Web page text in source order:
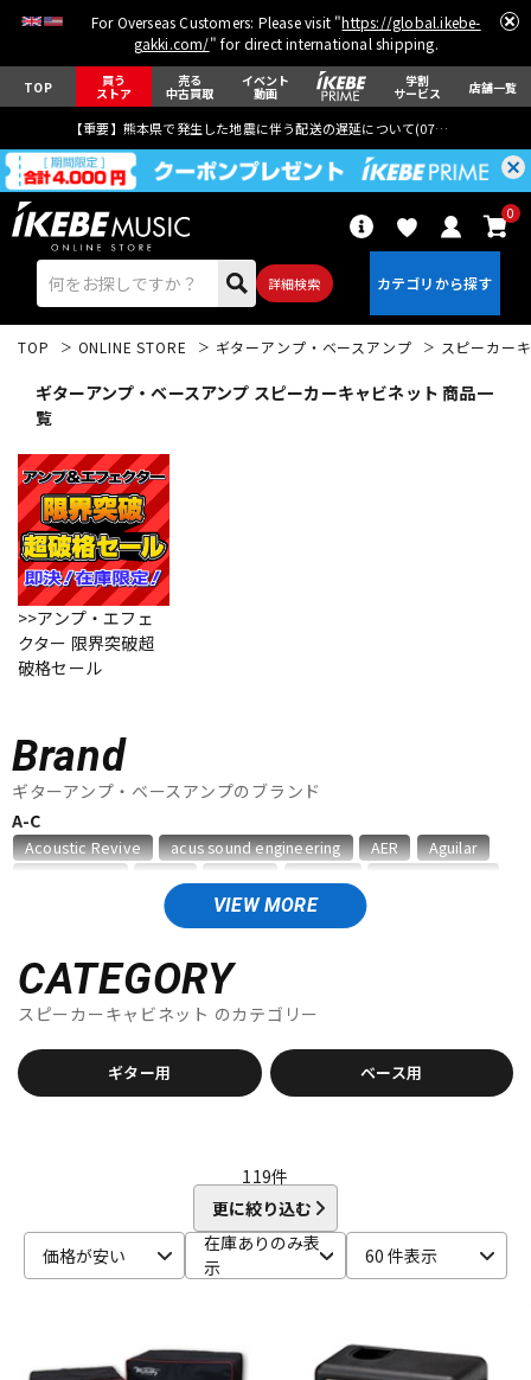
For Overseas Customers: Please visit "https://global.ikebe-
gakki.com/" for direct international shipping.
TOP 買う
ストア
売る
中古買取
イベント
動画
学割
サービス 店舗一覧
【重要】熊本県で発生した地震に伴う配送の遅延について(07月29日
詳細検索
0
エレキギター
ベース
ドラム
キーボード
エフェクター
DJ機器
DTM オンライン納品 レコーディング機器
中古 ヴィンテージ
TOP ONLINE STORE ギターアンプ・ベースアンプ スピーカー
ギターアンプ・ベースアンプ スピーカーキャビネット 商品一
覧
>>アンプ・エフェ
クター 限界突破超
破格セール
Brand
ギターアンプ・ベースアンプのブランド
VIEW MORE
A-C
Acoustic Revive acus sound engineering AER
Aguilar
BAGEND BELDEN Benson Amps
BOSS CAJ Carr
CORNELL
D-F
Danelectro Darkglass Electronics
Divided by 13
Dr.Z DV MARK EBS
Effects Bakery
Electro Harmonix
EVH
Fender Japan
GATOR Gibson
Henriksen Amplifiers
HIWATT HOTONE
Hughes&Kettner
Ibanez
IK Multimedia JOYO J-Sound Garage
KEMPER
MONSTER CABLE
Montreux
MOOER
CATEGORY
スピーカーキャビネット のカテゴリー
ギター用 ベース用
119件
更に絞り込む
価格が安い
在庫ありのみ表
示
60 件表示